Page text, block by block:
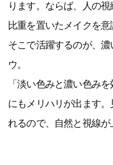
ります。ならば、人の
比重を置いたメイクを意
そこで活躍するのが、
ウ。
「淡い色みと濃い色み
にもメリハリが出ます
れるので、自然と視線が